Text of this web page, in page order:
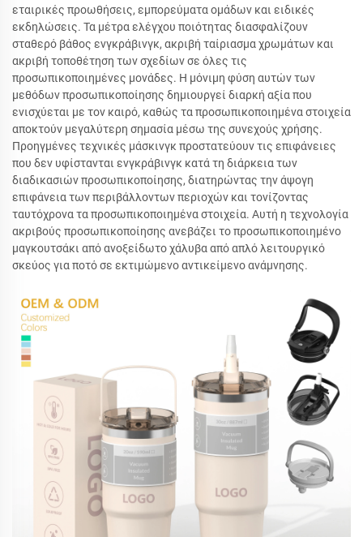
εταιρικές προωθήσεις, εμπορεύματα ομάδων και ειδικές
εκδηλώσεις. Τα μέτρα ελέγχου ποιότητας διασφαλίζουν
σταθερό βάθος ενγκράβινγκ, ακριβή ταίριασμα χρωμάτων και
ακριβή τοποθέτηση των σχεδίων σε όλες τις
προσωπικοποιημένες μονάδες. Η μόνιμη φύση αυτών των
μεθόδων προσωπικοποίησης δημιουργεί διαρκή αξία που
ενισχύεται με τον καιρό, καθώς τα προσωπικοποιημένα στοιχεία
αποκτούν μεγαλύτερη σημασία μέσω της συνεχούς χρήσης.
Προηγμένες τεχνικές μάσκινγκ προστατεύουν τις επιφάνειες
που δεν υφίστανται ενγκράβινγκ κατά τη διάρκεια των
διαδικασιών προσωπικοποίησης, διατηρώντας την άψογη
επιφάνεια των περιβάλλοντων περιοχών και τονίζοντας
ταυτόχρονα τα προσωπικοποιημένα στοιχεία. Αυτή η τεχνολογία
ακριβούς προσωπικοποίησης ανεβάζει το προσωπικοποιημένο
μαγκουτσάκι από ανοξείδωτο χάλυβα από απλό λειτουργικό
σκεύος για ποτό σε εκτιμώμενο αντικείμενο ανάμνησης.